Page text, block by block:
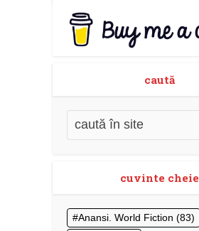
caută
cuvinte cheie
Anansi. World Fiction (83)